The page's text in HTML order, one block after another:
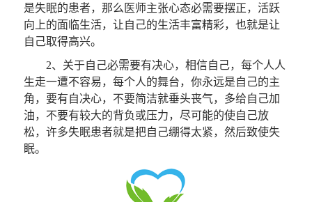
是失眠的患者，那么医师主张心态必需要摆正，活跃
向上的面临生活，让自己的生活丰富精彩，也就是让
自己取得高兴。
2、关于自己必需要有决心，相信自己，每个人人
生走一遭不容易，每个人的舞台，你永远是自己的主
角，要有自决心，不要简洁就垂头丧气，多给自己加
油，不要有较大的背负或压力，尽可能的使自己放
松，许多失眠患者就是把自己绷得太紧，然后致使失
眠。